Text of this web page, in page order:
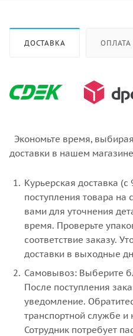
ДОСТАВКА ОПЛАТА
Экономьте время,
доставки в нашем
Курьерская доставка
поступления товара на
вами для уточнения
время. Проверьте
соответствие заказу.
доставки в выходные
Самовывоз: Выберите
После поступления
уведомление.
транспортной службе и
Сотрудник потребует